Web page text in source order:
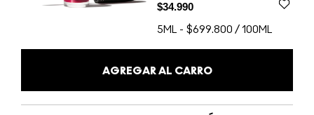
$34.990
5ML - $699.800 / 100ML
AGREGAR AL CARRO